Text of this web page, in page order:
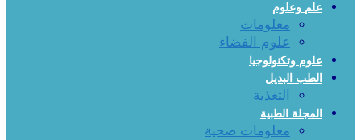
علم وعلوم
معلومات
علوم الفضاء
علوم وتكنولوجيا
الطب البديل
التغذية
المجلة الطبية
معلومات صحية